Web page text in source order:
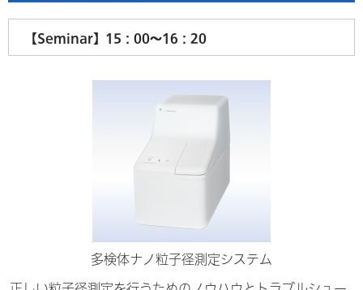
【Seminar】15：00～16：20
多検体ナノ粒子径測定システム